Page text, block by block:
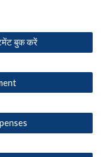
बुक करें